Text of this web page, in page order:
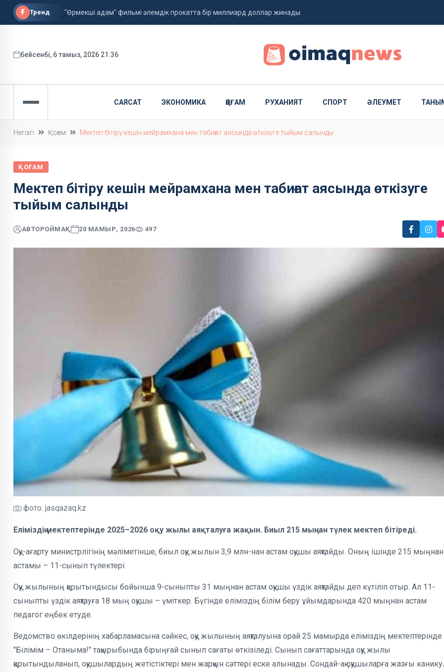
Тренд "Өрмекші адам" фильмі әлемдік прокатта бір миллиард доллар жинады
ФИФА басшысы қызметін сақтап қалды
бейсенбі, 6 тамыз, 2026 21:36
САЯСАТ ЭКОНОМИКА ҚОҒАМ РУХАНИЯТ СПОРТ ӘЛЕУМЕТ
Негізгі Қоғам Мектеп бітіру кешін мейрамхана мен табиғат аясында өткізуге тыйым салынды
ҚОҒАМ
Мектеп бітіру кешін мейрамхана мен табиғат аясында өткізуге
тыйым салынды
АВТОРОЙМАҚ 20 МАМЫР, 2026 497
фото: jasqazaq.kz
Еліміздің мектептерінде 2025–2026 оқу жылы аяқталуға жақын. Биыл 215 мыңнан түлек мектеп бітіреді.
Оқу-ағарту министрлігінің мәліметінше, биыл оқу жылын 3,9 млн-нан астам оқушы аяқтайды. Оның ішінде 215 мыңнан
астамы – 11-сынып түлектері.
Оқу жылының қорытындысы бойынша 9-сыныпты 31 мыңнан астам оқушы үздік аяқтайды деп күтіліп отыр. Ал 11-
сыныпты үздік аяқтауға 18 мың оқушы – үміткер. Бүгінде еліміздің білім беру ұйымдарында 420 мыңнан астам
педагог еңбек етуде.
Ведомство өкілдерінің хабарламасына сәйкес, оқу жылының аяқталуына орай 25 мамырда еліміздің мектептерінде
"Білімім – Отаныма!" тақырыбында бірыңғай сынып сағаты өткізіледі. Сынып сағаттарында оқу жылы
қорытындыланып, оқушылардың жетістіктері мен жарқын сәттері еске алынады. Сондай-ақ оқушыларға жазғы